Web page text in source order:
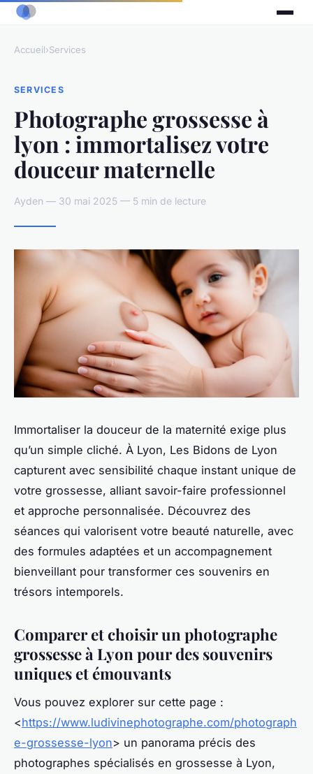
Accueil›Services
SERVICES
Photographe grossesse à
lyon : immortalisez votre
douceur maternelle
Ayden — 30 mai 2025 — 5 min de lecture
Immortaliser la douceur de la maternité exige plus
qu’un simple cliché. À Lyon, Les Bidons de Lyon
capturent avec sensibilité chaque instant unique de
votre grossesse, alliant savoir-faire professionnel
et approche personnalisée. Découvrez des
séances qui valorisent votre beauté naturelle, avec
des formules adaptées et un accompagnement
bienveillant pour transformer ces souvenirs en
trésors intemporels.
Comparer et choisir un photographe
grossesse à Lyon pour des souvenirs
uniques et émouvants
Vous pouvez explorer sur cette page :
<https://www.ludivinephotographe.com/photograph
e-grossesse-lyon> un panorama précis des
photographes spécialisés en grossesse à Lyon,